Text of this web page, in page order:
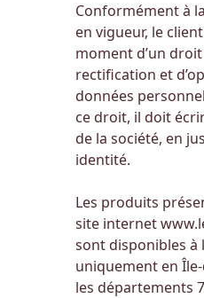
Conformément à
en vigueur, le
moment d’un droit
rectification et
données
ce droit, il doit
de la société, en
identité.
Les produits
site internet
sont disponibles à
uniquement en
les départements